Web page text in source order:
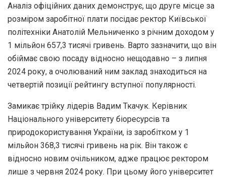
Аналіз офіційних даних демонструє, що друге місце за
розміром заробітної плати посідає ректор Київської
політехніки Анатолій Мельниченко з річним доходом у
1 мільйон 657,3 тисячі гривень. Варто зазначити, що він
обіймає свою посаду відносно нещодавно – з липня
2024 року, а очолюваний ним заклад знаходиться на
четвертій позиції рейтингу вступної популярності.
Замикає трійку лідерів Вадим Ткачук. Керівник
Національного університету біоресурсів та
природокористування України, із заробітком у 1
мільйон 368,3 тисячі гривень на рік. Він також є
відносно новим очільником, адже працює ректором
лише з червня 2024 року. При цьому його університет